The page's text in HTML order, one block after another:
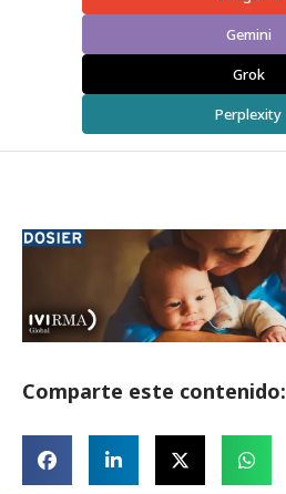
Gemini
Grok
Perplexity
Comparte este contenido: